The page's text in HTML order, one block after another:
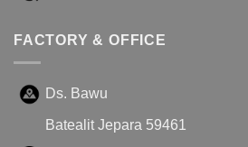
FACTORY & OFFICE
Ds. Bawu
Batealit Jepara 59461